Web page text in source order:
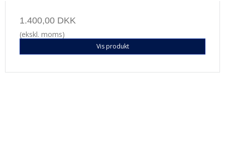
1.400,00 DKK
(ekskl. moms)
Vis produkt